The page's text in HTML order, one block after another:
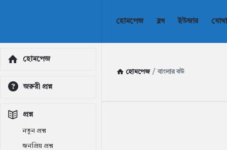
Navigation
হোমপেজ ব্লগ ইউজার
হোমপেজ / বাংলার বউ
Explore
হোমপেজ
জরুরী প্রশ্ন
প্রশ্ন
নতুন প্রশ্ন
জনপ্রিয় প্রশ্ন